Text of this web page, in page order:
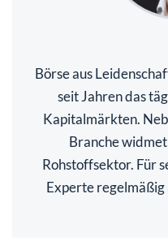
Börse aus
seit Jahren das
Kapitalmärkten.
Branche
Rohstoffsektor. Für
Experte